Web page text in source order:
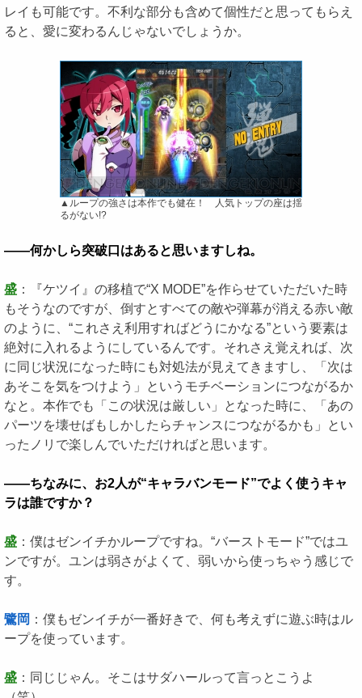
レイも可能です。不利な部分も含めて個性だと思ってもらえ
ると、愛に変わるんじゃないでしょうか。
▲ループの強さは本作でも健在！ 人気トップの座は揺
るがない!?
――何かしら突破口はあると思いますしね。
盛 ：『ケツイ』の移植で“X MODE”を作らせていただいた時
もそうなのですが、倒すとすべての敵や弾幕が消える赤い敵
のように、“これさえ利用すればどうにかなる”という要素は
絶対に入れるようにしているんです。それさえ覚えれば、次
に同じ状況になった時にも対処法が見えてきますし、「次は
あそこを気をつけよう」というモチベーションにつながるか
なと。本作でも「この状況は厳しい」となった時に、「あの
パーツを壊せばもしかしたらチャンスにつながるかも」とい
ったノリで楽しんでいただければと思います。
――ちなみに、お2人が“キャラバンモード”でよく使うキャ
ラは誰ですか？
盛 ：僕はゼンイチかループですね。“バーストモード”ではユ
ンですが。ユンは弱さがよくて、弱いから使っちゃう感じで
す。
鷺岡 ：僕もゼンイチが一番好きで、何も考えずに遊ぶ時はル
ープを使っています。
盛 ：同じじゃん。そこはサダハールって言っとこうよ